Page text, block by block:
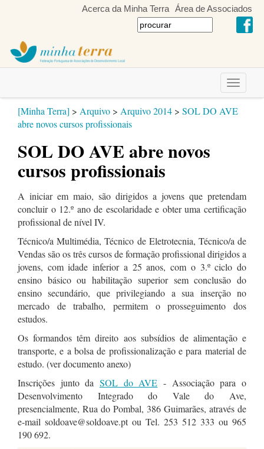
Acerca da Minha Terra Área de Associados
Toggle
[Minha Terra] > Arquivo > Arquivo 2014 > SOL DO AVE
abre novos cursos profissionais
SOL DO AVE abre novos
cursos profissionais
A iniciar em maio, são dirigidos a jovens que pretendam
concluir o 12.º ano de escolaridade e obter uma certificação
profissional de nível IV.
Técnico/a Multimédia, Técnico de Eletrotecnia, Técnico/a de
Vendas são os três cursos de formação profissional dirigidos a
jovens, com idade inferior a 25 anos, com o 3.º ciclo do
ensino básico ou habilitação superior sem conclusão do
ensino secundário, que privilegiando a sua inserção no
mercado de trabalho, permitem o prosseguimento dos
estudos.
Os formandos têm direito aos subsídios de alimentação e
transporte, e a bolsa de profissionalização e para material de
estudo. (ver documento anexo)
Inscrições junto da SOL do AVE - Associação para o
Desenvolvimento Integrado do Vale do Ave,
presencialmente, Rua do Pombal, 386 Guimarães, através de
e-mail soldoave@soldoave.pt ou Tel. 253 512 333 ou 965
190 692.